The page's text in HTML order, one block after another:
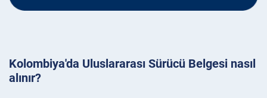
Kolombiya'da Uluslararası Sürücü Belgesi nasıl
alınır?